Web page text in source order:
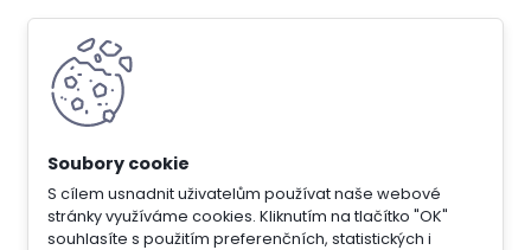
S cílem usnadnit uživatelům používat naše webové
stránky využíváme cookies. Kliknutím na tlačítko "OK"
souhlasíte s použitím preferenčních, statistických i